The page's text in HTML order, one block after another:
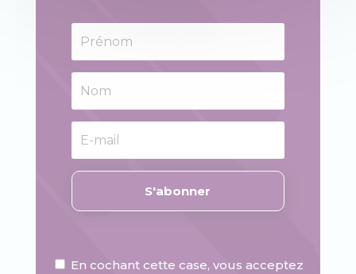
S'abonner
En cochant cette case, vous acceptez